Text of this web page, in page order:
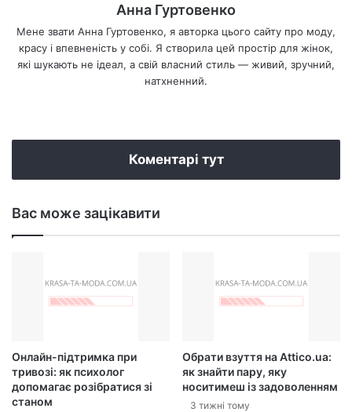
Анна Гуртовенко
Мене звати Анна Гуртовенко, я авторка цього сайту про моду,
красу і впевненість у собі. Я створила цей простір для жінок,
які шукають не ідеал, а свій власний стиль — живий, зручний,
натхненний.
te
Коментарі тут
Вас може зацікавити
Онлайн-підтримка при
тривозі: як психолог
допомагає розібратися зі
станом
Обрати взуття на Attico.ua:
як знайти пару, яку
носитимеш із задоволенням
3 тижні тому